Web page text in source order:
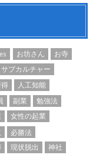
お坊さん
お寺
サブカルチャー
人工知能
副業
勉強法
女性の起業
必勝法
現状脱出 神社